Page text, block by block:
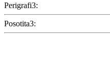
Perigrafi3:
Posotita3: